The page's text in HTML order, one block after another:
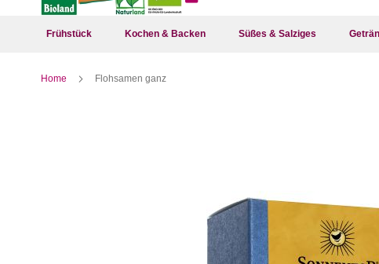
Frühstück Kochen & Backen Süßes & Salziges
Home Flohsamen ganz